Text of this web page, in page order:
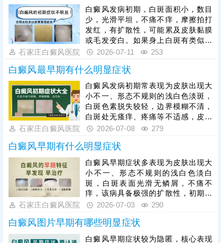
有极强的扩散性，若初期未及时干
预，白斑会逐渐加深、扩大，边界变
得清晰，数量增多，甚至相互融合成
大片白斑，增加治疗难度。初期是治
疗白癜风的黄金时机，对症治疗后恢
复速度快、复色率高。
白癜风发病初期，白斑面积小，数目
少，光滑平坦，不痛不痒，摩擦拍打
发红，有扩散性，可能累及皮肤黏膜
或毛发变白。如果身上白斑有类似症
状，可尽早就医，预约伍德灯、三维
皮肤ct检查诊断。确诊后在医生指导
下进行规范治疗，早期白斑对症用
药、照光治疗，复色希望大，对人负
面影响小。
石家庄白癜风医院 2026-07-11 253
白癜风最早期有什么明显症状
白癜风发病初期常表现为皮肤出现大
小不一、形态不规则的浅白色淡斑，
白斑色素脱失较轻，边界模糊不清，
白斑处无瘙痒、疼痛等不适感，皮肤
表面光滑，无脱屑、萎缩等异常，白
积小、数量少，若未及时干预，短期
内会逐渐扩大、增多，色素完全脱失
后形成瓷白色白斑，大幅提升治疗难
度，因此早期是治疗白癜风的黄金时
机，此时皮肤黑色素细胞受损程度较
轻，干预修复效果更佳，患者结合自
身病情科学对症医治，切勿盲目用
药。
石家庄白癜风医院 2026-07-08 279
白癜风早期有什么明显症状
白癜风早期症状多表现为皮肤出现大
小不一、形态不规则的浅白色淡白
斑，白斑表面光滑无鳞屑，不痛不
痒，该病具备极强的扩散性，初期白
斑面积小、数量少，若拖延不治，会
全身，大幅提升治疗难度。因此，白
癜风早期是治疗黄金时机，此时皮肤
石家庄白癜风医院 2026-07-03 290
白癜风图片早期有哪些明显症状
白癜风早期症状较为隐匿，核心表现